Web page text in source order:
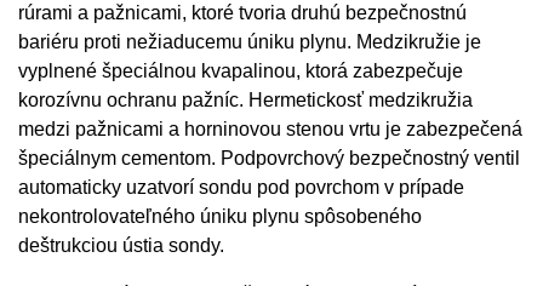
rúrami a pažnicami, ktoré tvoria druhú bezpečnostnú
bariéru proti nežiaducemu úniku plynu. Medzikružie je
vyplnené špeciálnou kvapalinou, ktorá zabezpečuje
korozívnu ochranu pažníc. Hermetickosť medzikružia
medzi pažnicami a horninovou stenou vrtu je zabezpečená
špeciálnym cementom. Podpovrchový bezpečnostný ventil
automaticky uzatvorí sondu pod povrchom v prípade
nekontrolovateľného úniku plynu spôsobeného
deštrukciou ústia sondy.